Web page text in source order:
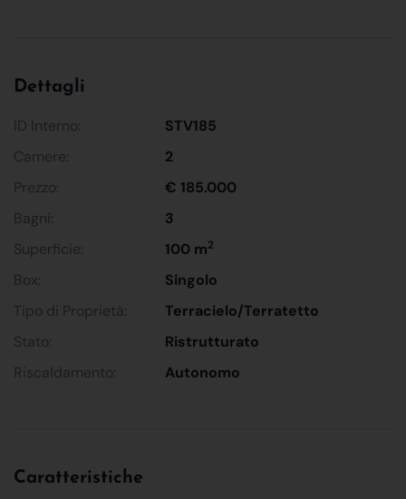
Dettagli
ID Interno:
STV185
Camere:
2
Prezzo:
€ 185.000
Bagni:
3
Superficie:
100 m2
Box:
Singolo
Tipo di Proprietà:
Terracielo/Terratetto
Stato:
Ristrutturato
Riscaldamento:
Autonomo
Caratteristiche